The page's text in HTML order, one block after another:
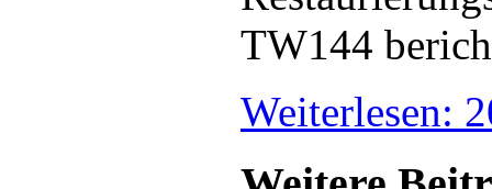
TW144
Weiterlesen: